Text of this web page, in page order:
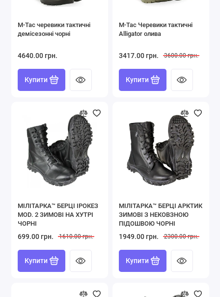
M-Tac черевики тактичні
демісезонні чорні
4640.00 грн.
Купити
M-Tac Черевики тактичні
Alligator олива
3417.00 грн. 3600.00 грн.
Купити
МІЛІТАРКА™ БЕРЦІ ІРОКЕЗ
MOD. 2 ЗИМОВІ НА ХУТРІ
ЧОРНІ
699.00 грн. 1610.00 грн.
Купити
МІЛІТАРКА™ БЕРЦІ АРКТИК
ЗИМОВІ З НЕКОВЗНОЮ
ПІДОШВОЮ ЧОРНІ
1949.00 грн. 2300.00 грн.
Купити